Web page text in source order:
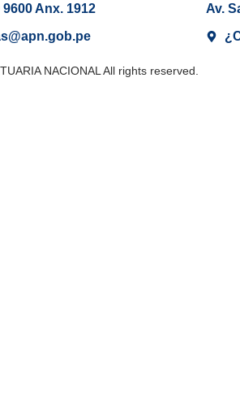
9600 Anx. 1912
Av.
NACIONAL All rights reserved.